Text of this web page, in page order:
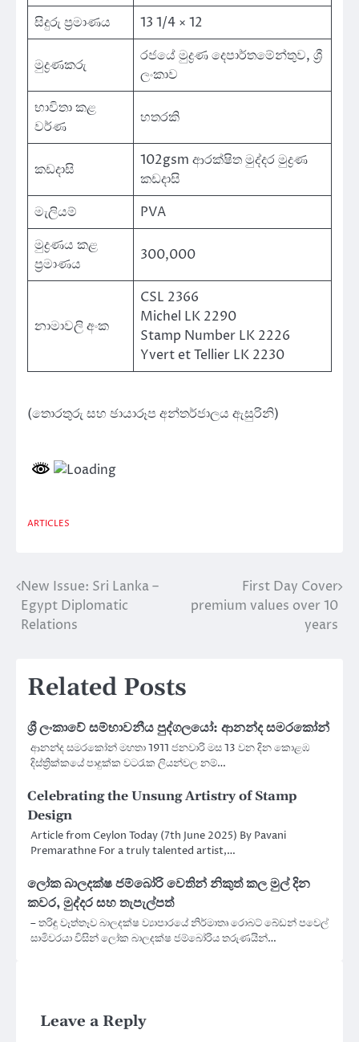
සිදුරු ප්‍රමාණය
13 1/4 × 12
මුද්‍රණකරු
රජයේ මුද්‍රණ දෙපාර්තමේන්තුව, ශ්‍රී
ලංකාව
භාවිතා කළ
වර්ණ
හතරකි
කඩදාසි
102gsm ආරක්ෂිත මුද්දර මුද්‍රණ
කඩදාසි
මැලියම්
PVA
මුද්‍රණය කළ
ප්‍රමාණය
300,000
නාමාවලි අංක
CSL 2366
Michel LK 2290
Stamp Number LK 2226
Yvert et Tellier LK 2230
(තොරතුරු සහ ඡායාරූප අන්තර්ජාලය ඇසුරිනි)
ARTICLES
Post
navigation
New Issue: Sri Lanka –
Egypt Diplomatic
Relations
First Day Cover
premium values over 10
years
Related Posts
ශ්‍රී ලංකාවේ සම්භාවනීය පුද්ගලයෝ: ආනන්ද සමරකෝන්
ආනන්ද සමරකෝන් මහතා 1911 ජනවාරි මස 13 වන දින කොළඹ
දිස්ත්‍රික්කයේ පාදුක්ක වටරැක ලියන්වල නම්…
Celebrating the Unsung Artistry of Stamp
Design
Article from Ceylon Today (7th June 2025) By Pavani
Premarathne For a truly talented artist,…
ලෝක බාලදක්ෂ ජම්බෝරි වෙතින් නිකුත් කල මුල් දින
කවර, මුද්දර සහ තැපැල්පත්
– තරිඳු වෑත්තෑව බාලදක්ෂ ව්‍යාපාරයේ නිර්මාතෘ රොබට් බේඩන් පවෙල්
සාමිවරයා විසින් ලෝක බාලදක්ෂ ජම්බෝරිය තරුණයින්…
Leave a Reply